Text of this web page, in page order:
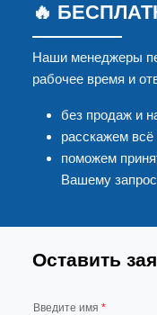
🔥
Наши менеджеры
рабочее время и
без продаж и
расскажем всё
поможем
Вашему
Оставить
Введите имя *